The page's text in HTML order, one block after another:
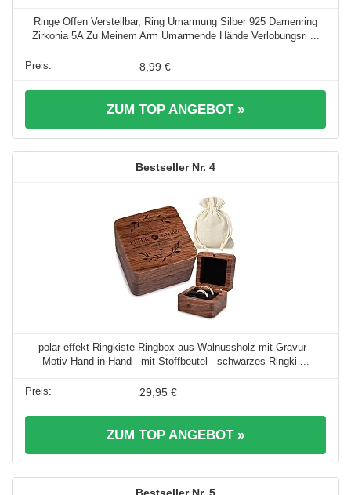
Ringe Offen Verstellbar, Ring Umarmung Silber 925 Damenring
Zirkonia 5A Zu Meinem Arm Umarmende Hände Verlobungsri ...
8,99 €
ZUM TOP ANGEBOT »
4
polar-effekt Ringkiste Ringbox aus Walnussholz mit Gravur -
Motiv Hand in Hand - mit Stoffbeutel - schwarzes Ringki ...
29,95 €
ZUM TOP ANGEBOT »